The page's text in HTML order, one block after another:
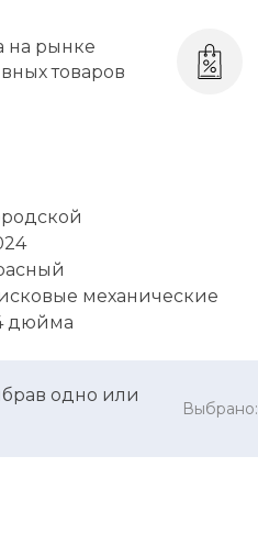
на рынке
товаров
механические
дюйма
одно или
Выбрано: